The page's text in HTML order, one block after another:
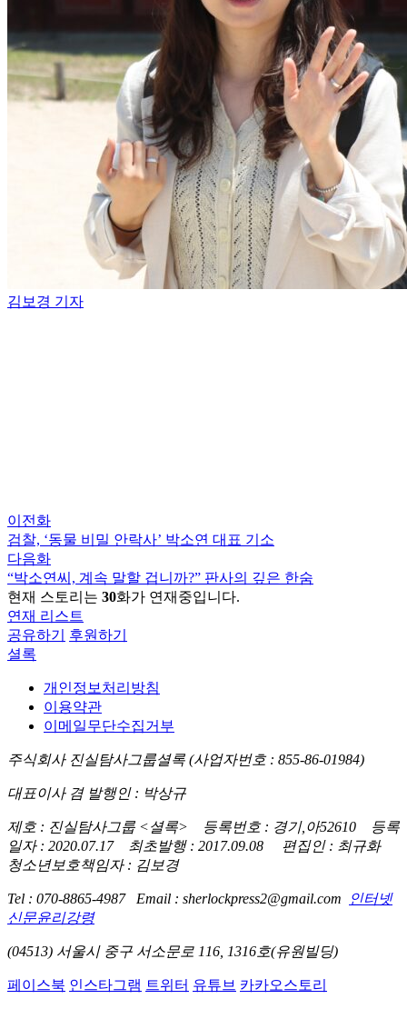
김보경 기자
이전화
검찰, ‘동물 비밀 안락사’ 박소연 대표 기소
다음화
“박소연씨, 계속 말할 겁니까?” 판사의 깊은 한숨
현재 스토리는 30화가 연재중입니다.
연재 리스트
공유하기
후원하기
셜록
개인정보처리방침
이용약관
이메일무단수집거부
주식회사 진실탐사그룹셜록 (사업자번호 : 855-86-01984)
대표이사 겸 발행인 : 박상규
제호 : 진실탐사그룹 <셜록> 등록번호 : 경기,아52610 등록
일자 : 2020.07.17 최초발행 : 2017.09.08 편집인 : 최규화
청소년보호책임자 : 김보경
Tel : 070-8865-4987 Email : sherlockpress2@gmail.com
인터넷
신문윤리강령
(04513) 서울시 중구 서소문로 116, 1316호(유원빌딩)
페이스북 인스타그램 트위터 유튜브 카카오스토리